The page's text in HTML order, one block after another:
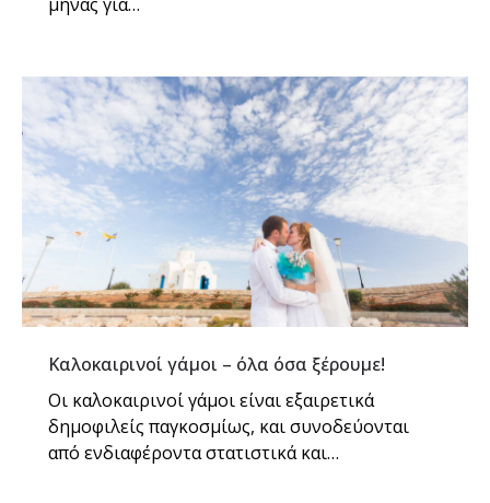
Καλοκαιρινοί γάμοι – όλα όσα ξέρουμε!
Οι καλοκαιρινοί γάμοι είναι εξαιρετικά
δημοφιλείς παγκοσμίως, και συνοδεύονται
από ενδιαφέροντα στατιστικά και…